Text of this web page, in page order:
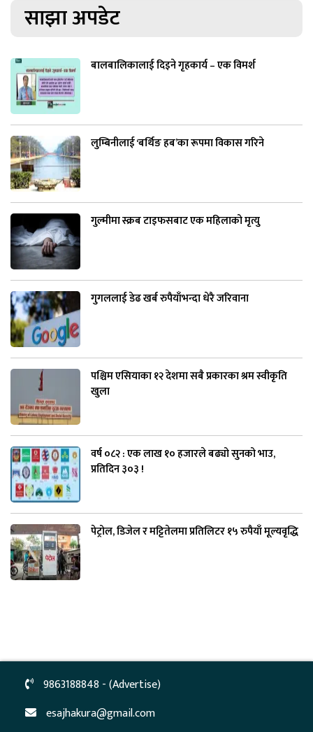
साझा अपडेट
बालबालिकालाई दिइने गृहकार्य – एक विमर्श
लुम्बिनीलाई ‘बर्थिङ हब’का रूपमा विकास गरिने
गुल्मीमा स्क्रब टाइफसबाट एक महिलाको मृत्यु
गुगललाई डेढ खर्ब रुपैयाँभन्दा धेरै जरिवाना
पश्चिम एसियाका १२ देशमा सबै प्रकारका श्रम स्वीकृति
खुला
वर्ष ०८२ : एक लाख १० हजारले बढ्यो सुनको भाउ,
प्रतिदिन ३०३ !
पेट्रोल, डिजेल र मट्टितेलमा प्रतिलिटर १५ रुपैयाँ मूल्यवृद्धि
9863188848 - (Advertise)
esajhakura@gmail.com